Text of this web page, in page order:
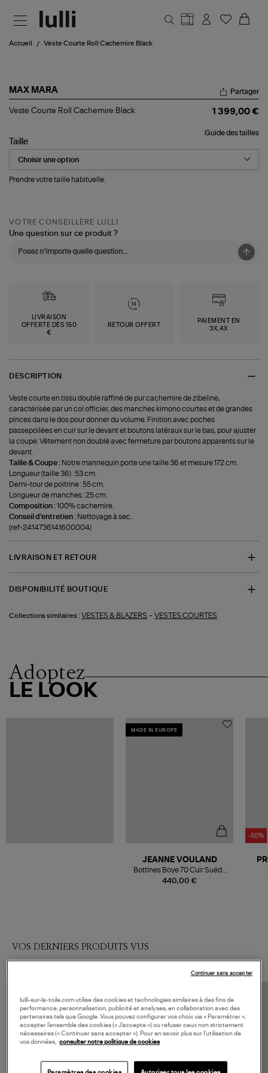
Accueil Veste Courte Roll Cachemire Black
MAX MARA
Veste
Cachemire
Black
Partager
Veste Courte Roll Cachemire Black 1 399,00 €
Guide des tailles
Taille
Prendre votre taille habituelle.
VOTRE CONSEILLÈRE LULLI
Une question sur ce produit ?
LIVRAISON
OFFERTE DÈS 150
€
RETOUR OFFERT
PAIEMENT EN
3X,4X
DESCRIPTION
Veste courte en tissu double raffiné de pur cachemire de zibeline,
caractérisée par un col officier, des manches kimono courtes et de grandes
pinces dans le dos pour donner du volume. Finition avec poches
passepoilées en cuir sur le devant et boutons latéraux sur le bas, pour ajuster
la coupe. Vêtement non doublé avec fermeture par boutons apparents sur le
devant.
Taille & Coupe : Notre mannequin porte une taille 36 et mesure 172 cm.
Longueur (taille 36) : 53 cm.
Demi-tour de poitrine : 55 cm.
Longueur de manches : 25 cm.
Composition :100% cachemire.
Conseil d'entretien : Nettoyage à sec.
(ref-2414736141600004)
LIVRAISON ET RETOUR
DISPONIBILITÉ BOUTIQUE
Collections similaires : VESTES & BLAZERS -VESTES COURTES
Adoptez
LE LOOK
MADE IN EUROPE
440,00 €
JEANNE VOULAND
Bottines Boye 70 Cuir Suédé
Noir
-50%
VOS DERNIERS PRODUITS VUS
lulli-sur-la-toile.com utilise des cookies et technologies similaires à des fins de
performance, personnalisation, publicité et analyses, en collaboration avec des
partenaires tels que Google. Vous pouvez configurer vos choix via « Paramétrer »,
accepter l’ensemble des cookies (« J’accepte ») ou refuser ceux non strictement
nécessaires (« Continuer sans accepter »). Pour en savoir plus sur l’utilisation de
vos données, consulter notre politique de cookies
Continuer sans accepter